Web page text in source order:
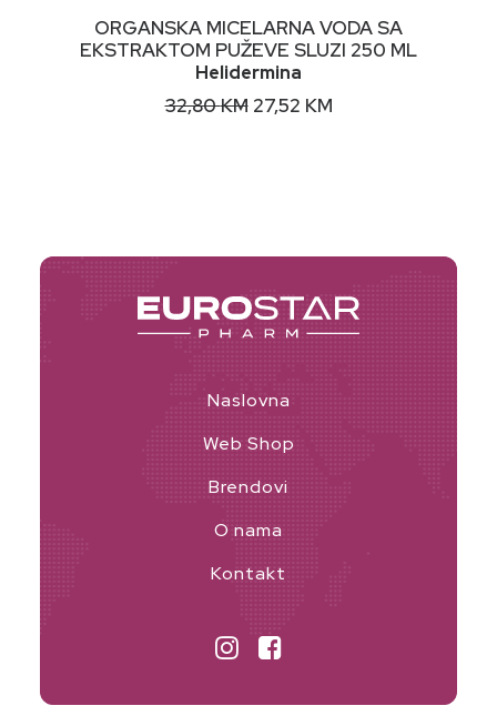
DODAJ U KORPU
ORGANSKA MICELARNA VODA SA
EKSTRAKTOM PUŽEVE SLUZI 250 ML
Helidermina
32,80KM Original
27,52 KMCurrent
Naslovna
Web Shop
Brendovi
O nama
Kontakt